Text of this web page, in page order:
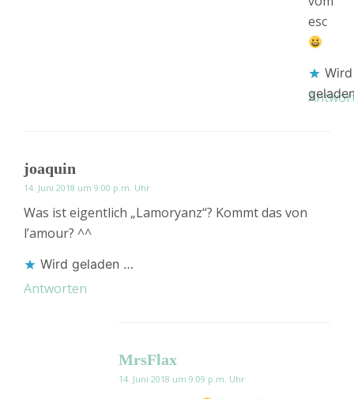
esc
Wird
joaquin
14. Juni 2018 um 9:00 p.m. Uhr
Was ist eigentlich „Lamoryanz“? Kommt das von
l’amour? ^^
Wird geladen …
Antworten
MrsFlax
14. Juni 2018 um 9:09 p.m. Uhr